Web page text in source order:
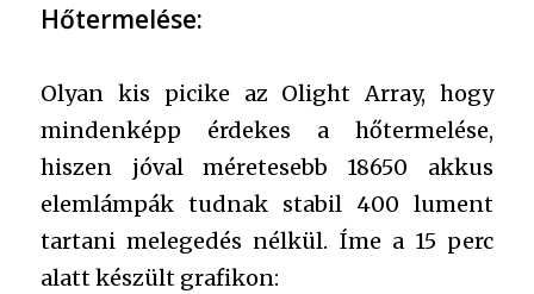
Hőtermelése:
Olyan kis picike az Olight Array, hogy
mindenképp érdekes a hőtermelése,
hiszen jóval méretesebb 18650 akkus
elemlámpák tudnak stabil 400 lument
tartani melegedés nélkül. Íme a 15 perc
alatt készült grafikon: